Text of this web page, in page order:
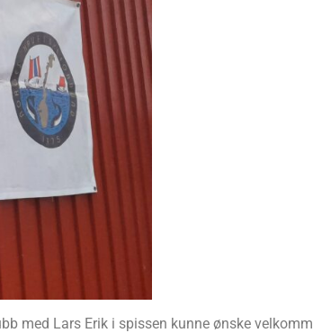
med Lars Erik i spissen kunne ønske